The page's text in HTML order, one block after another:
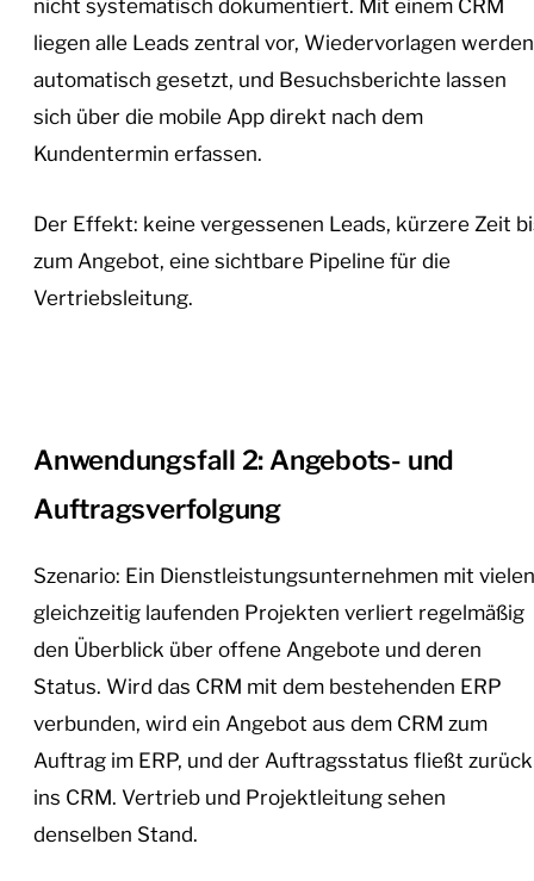
nicht systematisch dokumentiert. Mit einem CRM
liegen alle Leads zentral vor, Wiedervorlagen werden
automatisch gesetzt, und Besuchsberichte lassen
sich über die mobile App direkt nach dem
Kundentermin erfassen.
Der Effekt: keine vergessenen Leads, kürzere Zeit
zum Angebot, eine sichtbare Pipeline für die
Vertriebsleitung.
Anwendungsfall 2: Angebots- und
Auftragsverfolgung
Szenario: Ein Dienstleistungsunternehmen mit vielen
gleichzeitig laufenden Projekten verliert regelmäßig
den Überblick über offene Angebote und deren
Status. Wird das CRM mit dem bestehenden ERP
verbunden, wird ein Angebot aus dem CRM zum
Auftrag im ERP, und der Auftragsstatus fließt zurück
ins CRM. Vertrieb und Projektleitung sehen
denselben Stand.